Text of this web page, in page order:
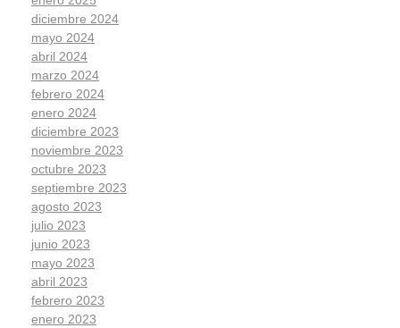
diciembre 2024
mayo 2024
abril 2024
marzo 2024
febrero 2024
enero 2024
diciembre 2023
noviembre 2023
octubre 2023
septiembre 2023
agosto 2023
julio 2023
junio 2023
mayo 2023
abril 2023
febrero 2023
enero 2023